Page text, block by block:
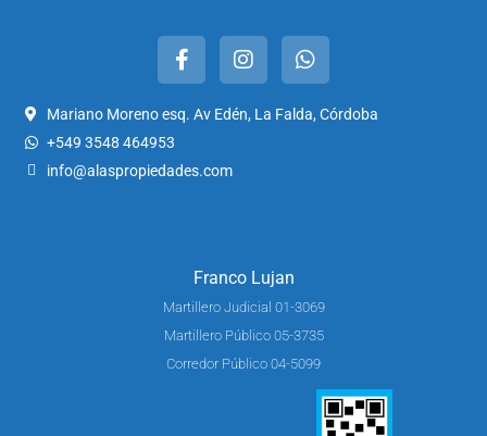
Franco Lujan
Martillero Judicial 01-3069
Martillero Público 05-3735
Corredor Público 04-5099
Mariano Moreno esq. Av Edén, La Falda, Córdoba
+549 3548 464953
info@alaspropiedades.com